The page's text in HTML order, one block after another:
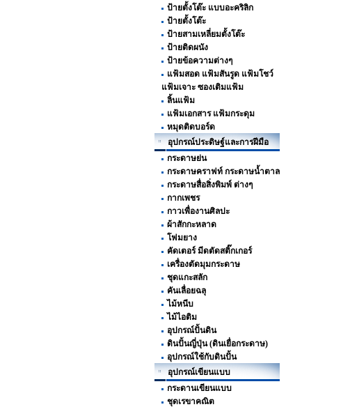
ป้ายตั้งโต๊ะ แบบอะคริลิก
ป้ายตั้งโต๊ะ
ป้ายสามเหลี่ยมตั้งโต๊ะ
ป้ายติดผนัง
ป้ายข้อความต่างๆ
แฟ้มสอด แฟ้มสันรูด แฟ้มโชว์
แฟ้มเจาะ ซองเติมแฟ้ม
ลิ้นแฟ้ม
แฟ้มเอกสาร แฟ้มกระดุม
หมุดติดบอร์ด
อุปกรณ์ประดิษฐ์และการฝีมือ
กระดาษย่น
กระดาษคราฟท์ กระดาษน้ำตาล
กระดาษสื่อสิ่งพิมพ์ ต่างๆ
กากเพชร
กาวเพื่องานศิลปะ
ผ้าสักกะหลาด
โฟมยาง
คัดเตอร์ มีดตัดสติ๊กเกอร์
เครื่องตัดมุมกระดาษ
ชุดแกะสลัก
คันเลื่อยฉลุ
ไม้หนีบ
ไม้ไอติม
อุปกรณ์ปั้นดิน
ดินปั้นญี่ปุ่น (ดินเยื่อกระดาษ)
อุปกรณ์ใช้กับดินปั้น
อุปกรณ์เขียนแบบ
กระดานเขียนแบบ
ชุดเรขาคณิต